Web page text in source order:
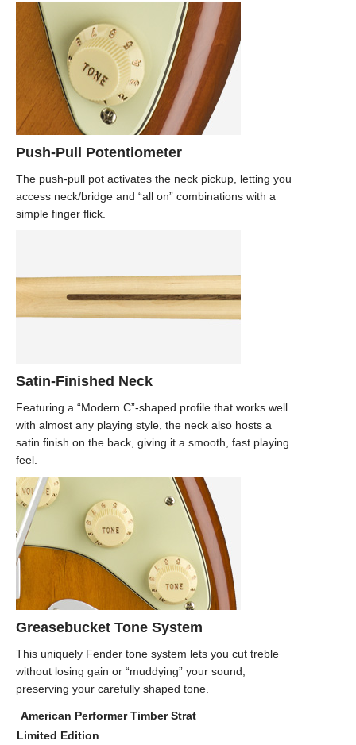
Push-Pull Potentiometer
The push-pull pot activates the neck pickup, letting you
access neck/bridge and “all on” combinations with a
simple finger flick.
Satin-Finished Neck
Featuring a “Modern C”-shaped profile that works well
with almost any playing style, the neck also hosts a
satin finish on the back, giving it a smooth, fast playing
feel.
Greasebucket Tone System
This uniquely Fender tone system lets you cut treble
without losing gain or “muddying” your sound,
preserving your carefully shaped tone.
American Performer Timber Strat
Limited Edition